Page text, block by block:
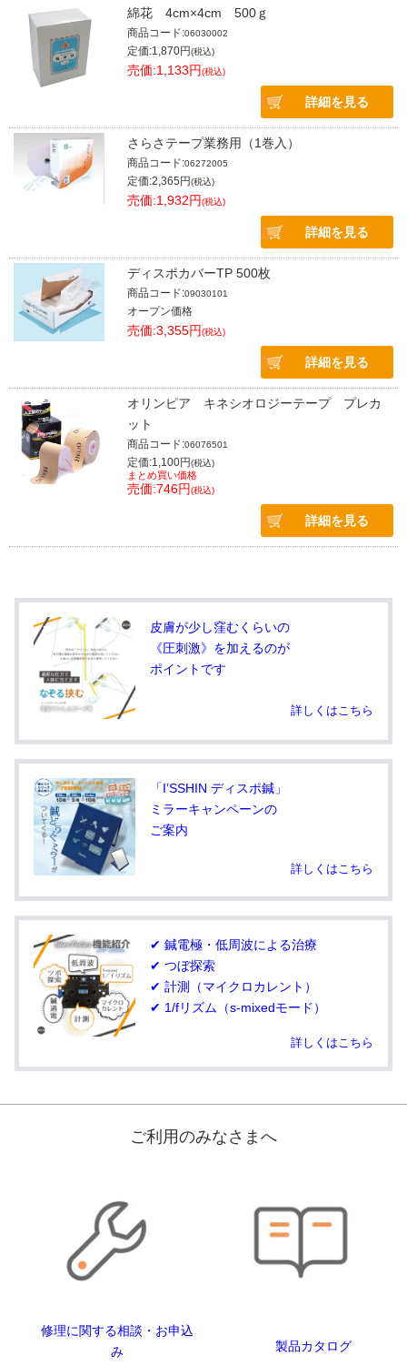
綿花 4cm×4cm 500ｇ
商品コード:06030002
定価:1,870円(税込)
売価:1,133円(税込)
詳細を見る
さらさテープ業務用（1巻入）
商品コード:06272005
定価:2,365円(税込)
売価:1,932円(税込)
詳細を見る
ディスポカバーTP 500枚
商品コード:09030101
オープン価格
売価:3,355円(税込)
詳細を見る
オリンピア キネシオロジーテープ プレカ
ット
商品コード:06076501
定価:1,100円(税込)
まとめ買い価格
売価:746円(税込)
詳細を見る
皮膚が少し窪むくらいの
《圧刺激》を加えるのが
ポイントです
詳しくはこちら
「I’SSHIN ディスポ鍼」
ミラーキャンペーンの
ご案内
詳しくはこちら
✔ 鍼電極・低周波による治療
✔ つぼ探索
✔ 計測（マイクロカレント）
✔ 1/fリズム（s-mixedモード）
詳しくはこちら
ご利用のみなさまへ
修理に関する相談・お申込
み
製品カタログ